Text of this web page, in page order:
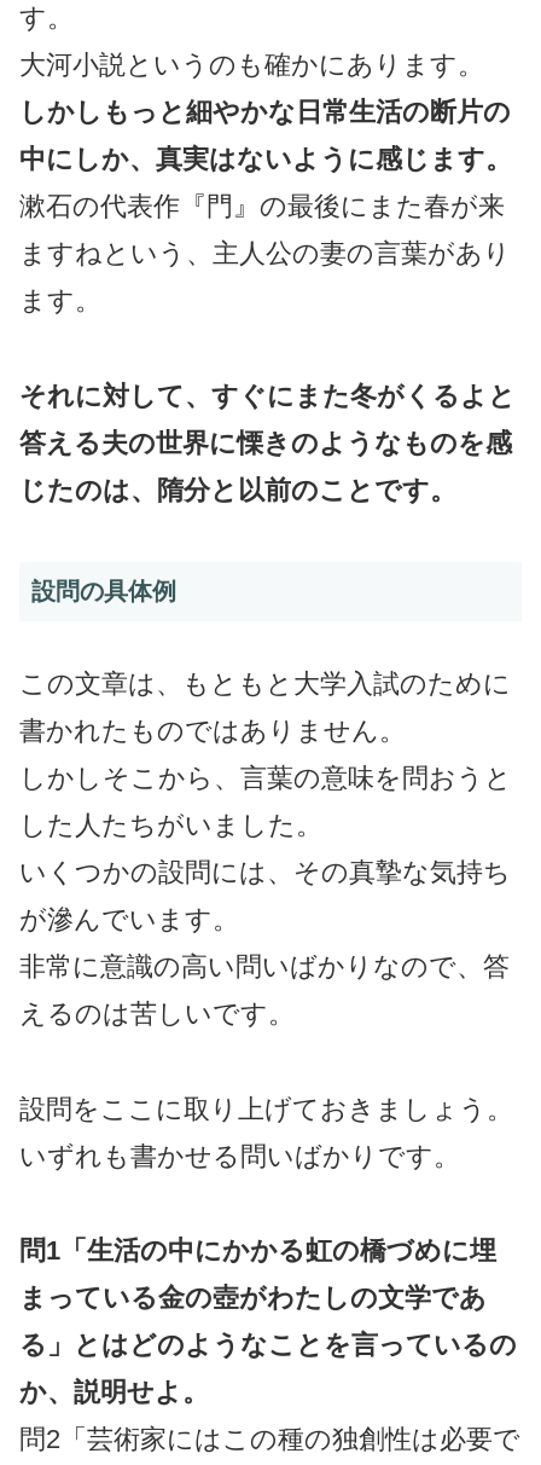
す。
大河小説というのも確かにあります。
しかしもっと細やかな日常生活の断片の
中にしか、真実はないように感じます。
漱石の代表作『門』の最後にまた春が来
ますねという、主人公の妻の言葉があり
ます。
それに対して、すぐにまた冬がくるよと
答える夫の世界に慄きのようなものを感
じたのは、隋分と以前のことです。
設問の具体例
この文章は、もともと大学入試のために
書かれたものではありません。
しかしそこから、言葉の意味を問おうと
した人たちがいました。
いくつかの設問には、その真摯な気持ち
が滲んでいます。
非常に意識の高い問いばかりなので、答
えるのは苦しいです。
設問をここに取り上げておきましょう。
いずれも書かせる問いばかりです。
問1「生活の中にかかる虹の橋づめに埋
まっている金の壺がわたしの文学であ
る」とはどのようなことを言っているの
か、説明せよ。
問2「芸術家にはこの種の独創性は必要で